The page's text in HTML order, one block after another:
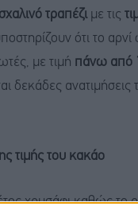
τραπέζιμε τις
ότι το
με τιμή πάνω από
δεκάδες
τιμής του κακάο
χρυσάφι καθώς το